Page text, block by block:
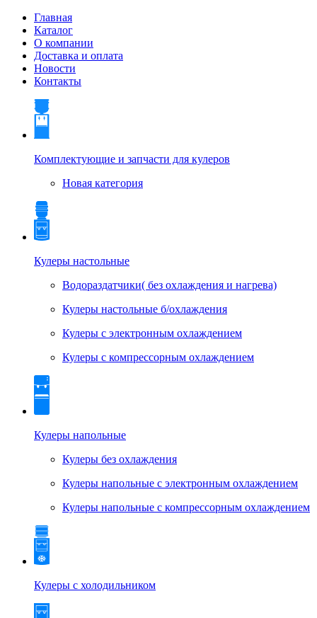
Главная
Каталог
О компании
Доставка и оплата
Новости
Контакты
Комплектующие и запчасти для кулеров
Новая категория
Кулеры настольные
Водораздатчики( без охлаждения и нагрева)
Кулеры настольные б/охлаждения
Кулеры с электронным охлаждением
Кулеры с компрессорным охлаждением
Кулеры напольные
Кулеры без охлаждения
Кулеры напольные с электронным охлаждением
Кулеры напольные с компрессорным охлаждением
Кулеры с холодильником